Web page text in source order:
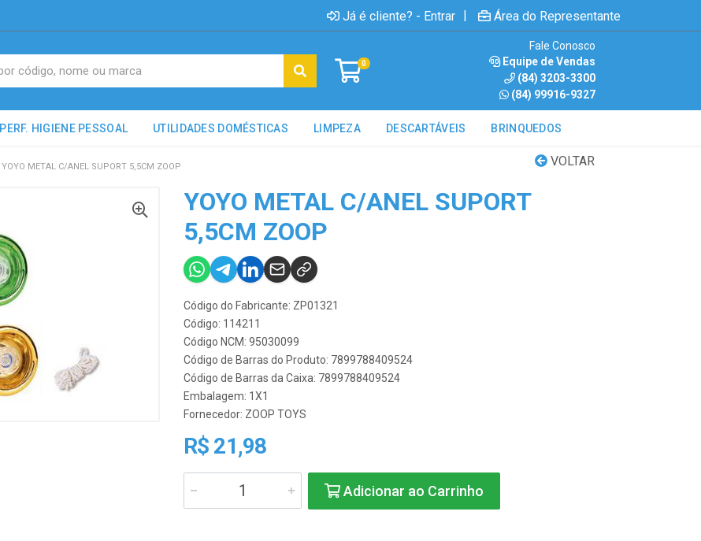
Já é cliente? - Entrar | Área do Representante
0
Fale Conosco
Equipe de Vendas
(84) 3203-3300
(84) 99916-9327
PERF. HIGIENE PESSOAL UTILIDADES DOMÉSTICAS LIMPEZA DESCARTÁVEIS BRINQUEDOS
VOLTAR
YOYO METAL C/ANEL SUPORT 5,5CM ZOOP
YOYO METAL C/ANEL SUPORT
5,5CM ZOOP
Código do Fabricante: ZP01321
Código: 114211
Código NCM: 95030099
Código de Barras do Produto: 7899788409524
Código de Barras da Caixa: 7899788409524
Embalagem: 1X1
Fornecedor: ZOOP TOYS
R$ 21,98
Adicionar ao Carrinho